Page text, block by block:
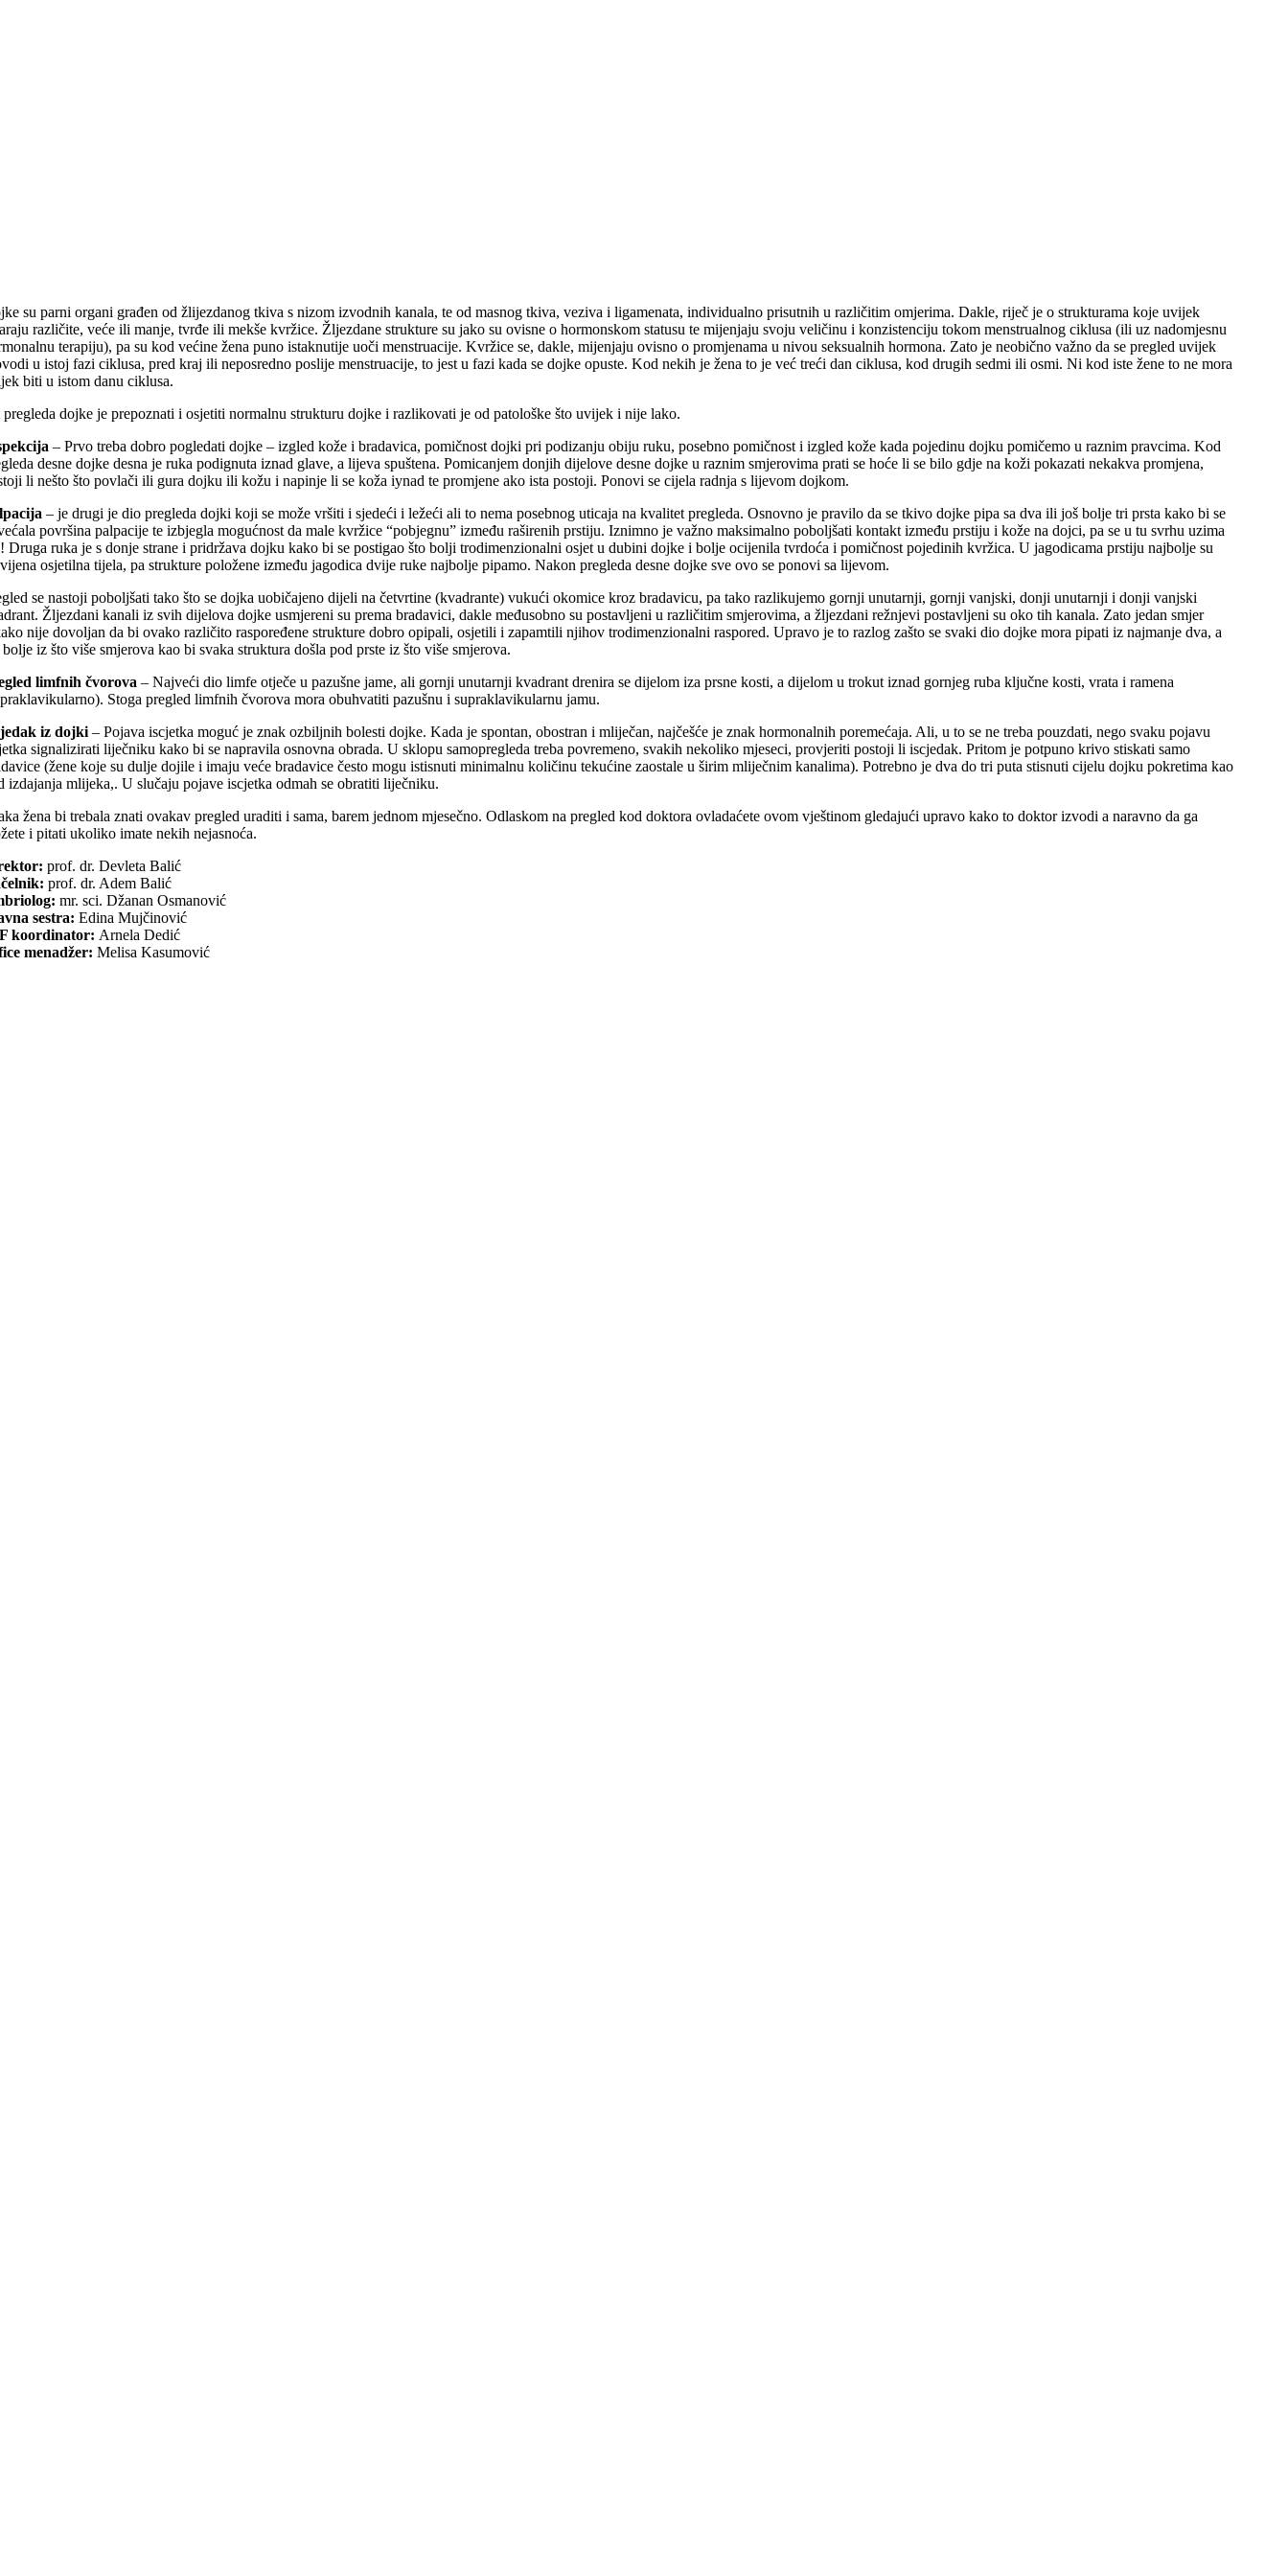
su parni organi građen od žlijezdanog tkiva s nizom izvodnih kanala, te od masnog tkiva, veziva i ligamenata, individualno prisutnih u različitim omjerima. Dakle, riječ je o strukturama koje uvijek
različite, veće ili manje, tvrđe ili mekše kvržice. Žljezdane strukture su jako su ovisne o hormonskom statusu te mijenjaju svoju veličinu i konzistenciju tokom menstrualnog ciklusa (ili uz nadomjesnu
terapiju), pa su kod većine žena puno istaknutije uoči menstruacije. Kvržice se, dakle, mijenjaju ovisno o promjenama u nivou seksualnih hormona. Zato je neobično važno da se pregled uvijek
u istoj fazi ciklusa, pred kraj ili neposredno poslije menstruacije, to jest u fazi kada se dojke opuste. Kod nekih je žena to je već treći dan ciklusa, kod drugih sedmi ili osmi. Ni kod iste žene to ne mora
biti u istom danu ciklusa.
dojke je prepoznati i osjetiti normalnu strukturu dojke i razlikovati je od patološke što uvijek i nije lako.
– Prvo treba dobro pogledati dojke – izgled kože i bradavica, pomičnost dojki pri podizanju obiju ruku, posebno pomičnost i izgled kože kada pojedinu dojku pomičemo u raznim pravcima. Kod
desne dojke desna je ruka podignuta iznad glave, a lijeva spuštena. Pomicanjem donjih dijelove desne dojke u raznim smjerovima prati se hoće li se bilo gdje na koži pokazati nekakva promjena,
li nešto što povlači ili gura dojku ili kožu i napinje li se koža iynad te promjene ako ista postoji. Ponovi se cijela radnja s lijevom dojkom.
– je drugi je dio pregleda dojki koji se može vršiti i sjedeći i ležeći ali to nema posebnog uticaja na kvalitet pregleda. Osnovno je pravilo da se tkivo dojke pipa sa dva ili još bolje tri prsta kako bi se
površina palpacije te izbjegla mogućnost da male kvržice “pobjegnu” između raširenih prstiju. Iznimno je važno maksimalno poboljšati kontakt između prstiju i kože na dojci, pa se u tu svrhu uzima
Druga ruka je s donje strane i pridržava dojku kako bi se postigao što bolji trodimenzionalni osjet u dubini dojke i bolje ocijenila tvrdoća i pomičnost pojedinih kvržica. U jagodicama prstiju najbolje su
osjetilna tijela, pa strukture položene između jagodica dvije ruke najbolje pipamo. Nakon pregleda desne dojke sve ovo se ponovi sa lijevom.
se nastoji poboljšati tako što se dojka uobičajeno dijeli na četvrtine (kvadrante) vukući okomice kroz bradavicu, pa tako razlikujemo gornji unutarnji, gornji vanjski, donji unutarnji i donji vanjski
Žljezdani kanali iz svih dijelova dojke usmjereni su prema bradavici, dakle međusobno su postavljeni u različitim smjerovima, a žljezdani režnjevi postavljeni su oko tih kanala. Zato jedan smjer
nije dovoljan da bi ovako različito raspoređene strukture dobro opipali, osjetili i zapamtili njihov trodimenzionalni raspored. Upravo je to razlog zašto se svaki dio dojke mora pipati iz najmanje dva, a
bolje iz što više smjerova kao bi svaka struktura došla pod prste iz što više smjerova.
limfnih čvorova– Najveći dio limfe otječe u pazušne jame, ali gornji unutarnji kvadrant drenira se dijelom iza prsne kosti, a dijelom u trokut iznad gornjeg ruba ključne kosti, vrata i ramena
Stoga pregled limfnih čvorova mora obuhvatiti pazušnu i supraklavikularnu jamu.
iz dojki– Pojava iscjetka moguć je znak ozbiljnih bolesti dojke. Kada je spontan, obostran i mliječan, najčešće je znak hormonalnih poremećaja. Ali, u to se ne treba pouzdati, nego svaku pojavu
signalizirati liječniku kako bi se napravila osnovna obrada. U sklopu samopregleda treba povremeno, svakih nekoliko mjeseci, provjeriti postoji li iscjedak. Pritom je potpuno krivo stiskati samo
(žene koje su dulje dojile i imaju veće bradavice često mogu istisnuti minimalnu količinu tekućine zaostale u širim mliječnim kanalima). Potrebno je dva do tri puta stisnuti cijelu dojku pokretima kao
izdajanja mlijeka,. U slučaju pojave iscjetka odmah se obratiti liječniku.
žena bi trebala znati ovakav pregled uraditi i sama, barem jednom mjesečno. Odlaskom na pregled kod doktora ovladaćete ovom vještinom gledajući upravo kako to doktor izvodi a naravno da ga
i pitati ukoliko imate nekih nejasnoća.
prof. dr. Devleta Balić
prof. dr. Adem Balić
mr. sci. Džanan Osmanović
sestra: Edina Mujčinović
koordinator: Arnela Dedić
menadžer: Melisa Kasumović